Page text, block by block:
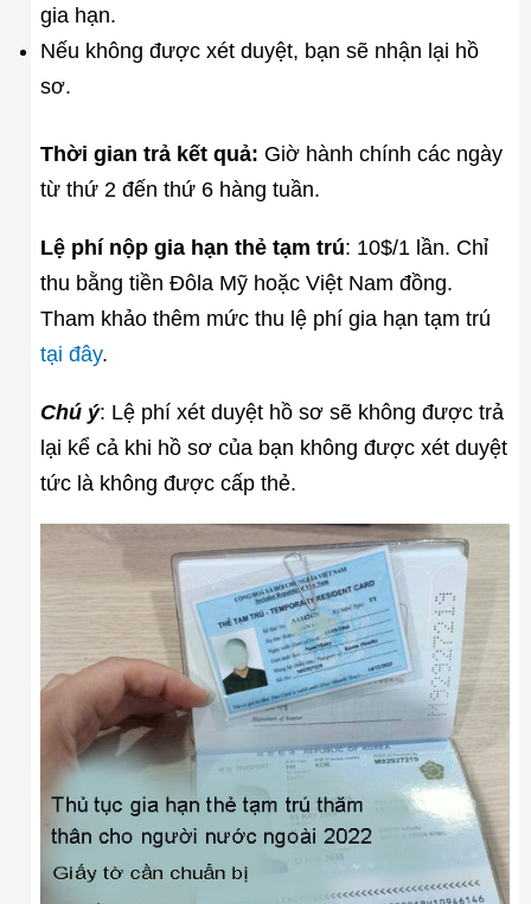
gia hạn.
Nếu không được xét duyệt, bạn sẽ nhận lại hồ
sơ.
Thời gian trả kết quả: Giờ hành chính các ngày
từ thứ 2 đến thứ 6 hàng tuần.
Lệ phí nộp gia hạn thẻ tạm trú: 10$/1 lần. Chỉ
thu bằng tiền Đôla Mỹ hoặc Việt Nam đồng.
Tham khảo thêm mức thu lệ phí gia hạn tạm trú
tại đây.
Chú ý: Lệ phí xét duyệt hồ sơ sẽ không được trả
lại kể cả khi hồ sơ của bạn không được xét duyệt
tức là không được cấp thẻ.